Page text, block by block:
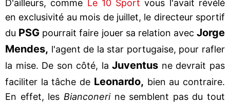
D'ailleurs, comme Le 10 Sport vous l'avait révélé
en exclusivité au mois de juillet, le directeur sportif
du PSG pourrait faire jouer sa relation avec Jorge
Mendes, l'agent de la star portugaise, pour rafler
la mise. De son côté, laJuventus ne devrait pas
faciliter la tâche de Leonardo, bien au contraire.
En effet, les Bianconerine semblent pas du tout